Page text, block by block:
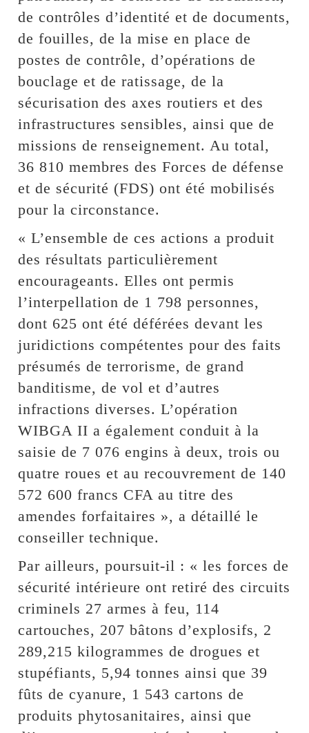
de contrôles d’identité et de documents,
de fouilles, de la mise en place de
postes de contrôle, d’opérations de
bouclage et de ratissage, de la
sécurisation des axes routiers et des
infrastructures sensibles, ainsi que de
missions de renseignement. Au total,
36 810 membres des Forces de défense
et de sécurité (FDS) ont été mobilisés
pour la circonstance.
« L’ensemble de ces actions a produit
des résultats particulièrement
encourageants. Elles ont permis
l’interpellation de 1 798 personnes,
dont 625 ont été déférées devant les
juridictions compétentes pour des faits
présumés de terrorisme, de grand
banditisme, de vol et d’autres
infractions diverses. L’opération
WIBGA II a également conduit à la
saisie de 7 076 engins à deux, trois ou
quatre roues et au recouvrement de 140
572 600 francs CFA au titre des
amendes forfaitaires », a détaillé le
conseiller technique.
Par ailleurs, poursuit-il : « les forces de
sécurité intérieure ont retiré des circuits
criminels 27 armes à feu, 114
cartouches, 207 bâtons d’explosifs, 2
289,215 kilogrammes de drogues et
stupéfiants, 5,94 tonnes ainsi que 39
fûts de cyanure, 1 543 cartons de
produits phytosanitaires, ainsi que